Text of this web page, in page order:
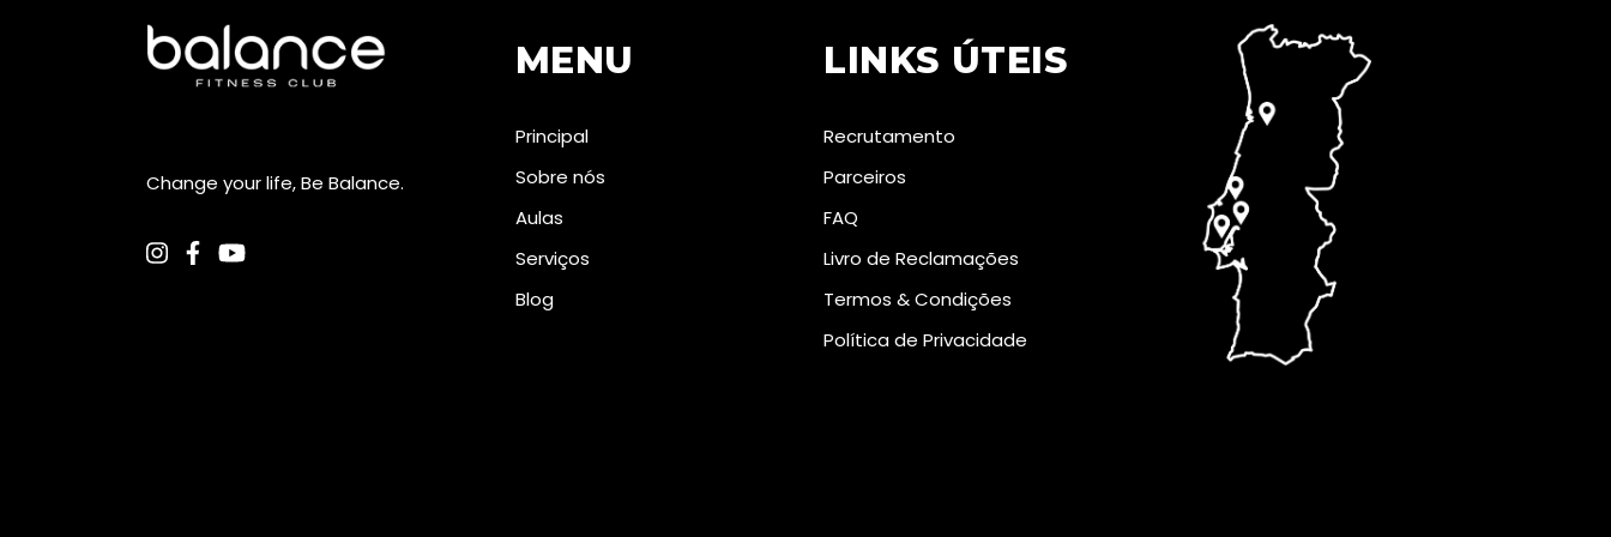
Change your life, Be Balance.
MENU
Principal
Sobre nós
Aulas
Serviços
Blog
LINKS ÚTEIS
Recrutamento
Parceiros
FAQ
Livro de Reclamações
Termos & Condições
Política de Privacidade